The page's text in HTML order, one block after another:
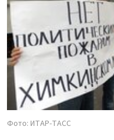
Фото: ИТАР-ТАСС